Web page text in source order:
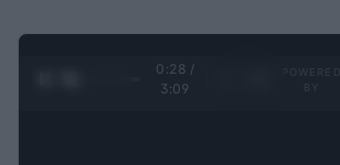
0:29 /
3:09